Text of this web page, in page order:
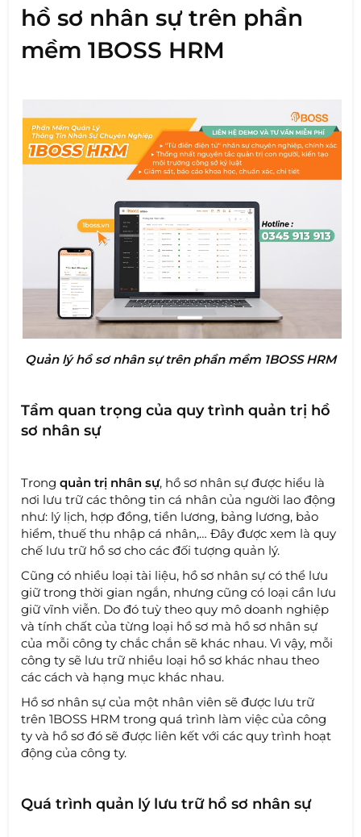
hồ sơ nhân sự trên phần
mềm 1BOSS HRM
Quản lý hồ sơ nhân sự trên phần mềm 1BOSS HRM
Tầm quan trọng của quy trình quản trị hồ
sơ nhân sự
Trongquản trị nhân sự, hồ sơ nhân sự được hiểu là
nơi lưu trữ các thông tin cá nhân của người lao động
như: lý lịch, hợp đồng, tiền lương, bảng lương, bảo
hiểm, thuế thu nhập cá nhân,… Đây được xem là quy
chế lưu trữ hồ sơ cho các đối tượng quản lý.
Cũng có nhiều loại tài liệu, hồ sơ nhân sự có thể lưu
giữ trong thời gian ngắn, nhưng cũng có loại cần lưu
giữ vĩnh viễn. Do đó tuỳ theo quy mô doanh nghiệp
và tính chất của từng loại hồ sơ mà hồ sơ nhân sự
của mỗi công ty chắc chắn sẽ khác nhau. Vì vậy, mỗi
công ty sẽ lưu trữ nhiều loại hồ sơ khác nhau theo
các cách và hạng mục khác nhau.
Hồ sơ nhân sự của một nhân viên sẽ được lưu trữ
trên 1BOSS HRM trong quá trình làm việc của công
ty và hồ sơ đó sẽ được liên kết với các quy trình hoạt
động của công ty.
Quá trình quản lý lưu trữ hồ sơ nhân sự